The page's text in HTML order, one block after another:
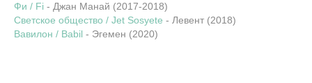
Фи / Fi - Джан Манай (2017-2018)
Светское общество / Jet Sosyete - Левент (2018)
Вавилон / Babil - Эгемен (2020)